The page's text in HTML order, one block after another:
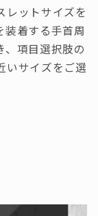
レットサイズを
装着する手首周
、項目選択肢の
いサイズをご選